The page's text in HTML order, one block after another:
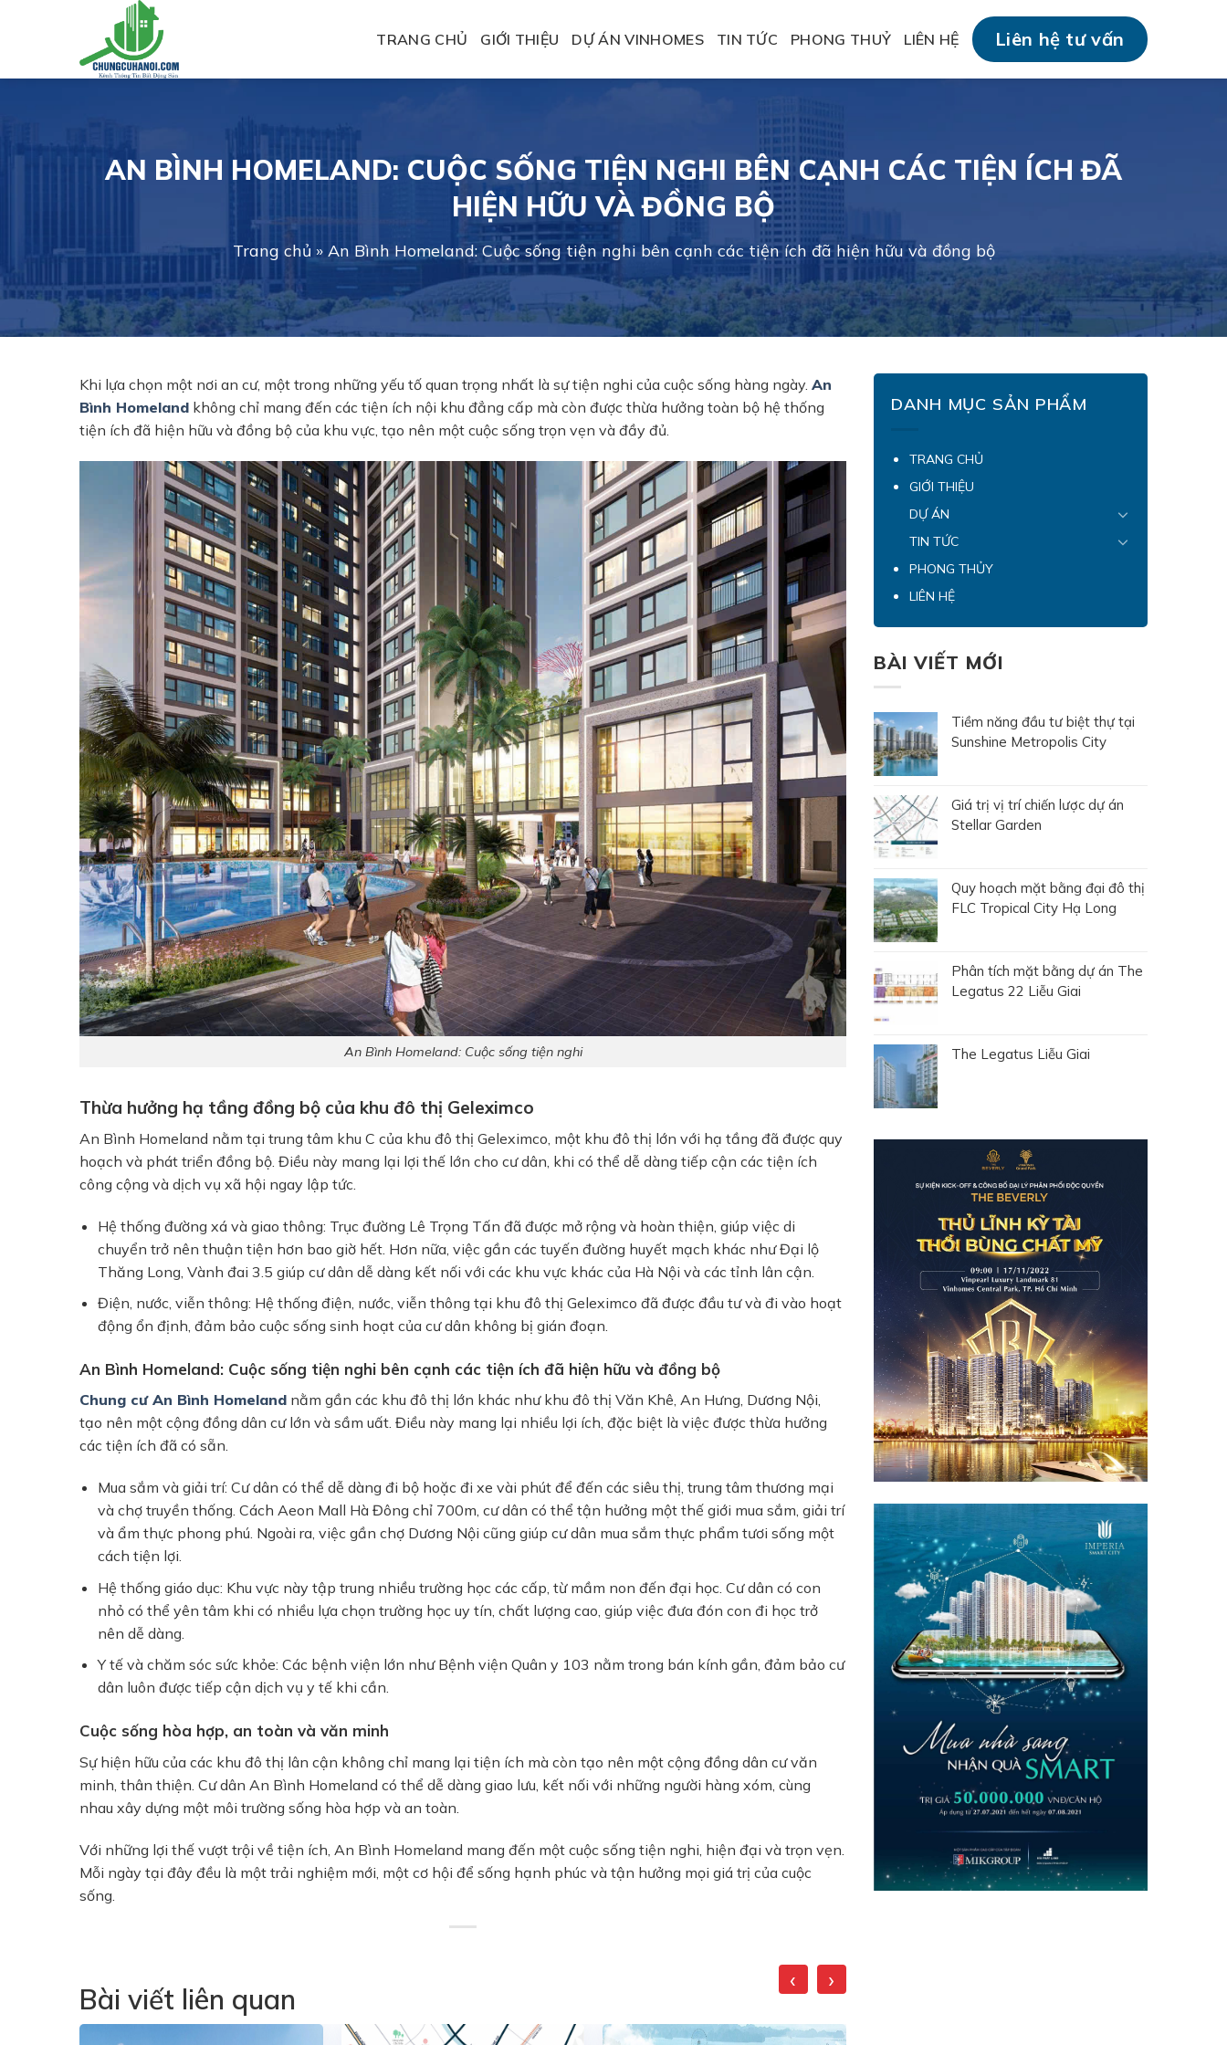
TRANG CHỦ GIỚI THIỆU DỰ ÁN VINHOMES TIN TỨC PHONG THUỶ LIÊN HỆ Liên hệ tư vấn
AN BÌNH HOMELAND: CUỘC SỐNG TIỆN NGHI BÊN CẠNH CÁC TIỆN ÍCH ĐÃ
HIỆN HỮU VÀ ĐỒNG BỘ
Trang chủ » An Bình Homeland: Cuộc sống tiện nghi bên cạnh các tiện ích đã hiện hữu và đồng bộ
Khi lựa chọn một nơi an cư, một trong những yếu tố quan trọng nhất là sự tiện nghi của cuộc sống hàng ngày. An
Bình Homeland không chỉ mang đến các tiện ích nội khu đẳng cấp mà còn được thừa hưởng toàn bộ hệ thống
tiện ích đã hiện hữu và đồng bộ của khu vực, tạo nên một cuộc sống trọn vẹn và đầy đủ.
An Bình Homeland: Cuộc sống tiện nghi
Thừa hưởng hạ tầng đồng bộ của khu đô thị Geleximco
An Bình Homeland nằm tại trung tâm khu C của khu đô thị Geleximco , một khu đô thị lớn với hạ tầng đã được quy
hoạch và phát triển đồng bộ. Điều này mang lại lợi thế lớn cho cư dân, khi có thể dễ dàng tiếp cận các tiện ích
công cộng và dịch vụ xã hội ngay lập tức.
Hệ thống đường xá và giao thông: Trục đường Lê Trọng Tấn đã được mở rộng và hoàn thiện, giúp việc di
chuyển trở nên thuận tiện hơn bao giờ hết. Hơn nữa, việc gần các tuyến đường huyết mạch khác như Đại lộ
Thăng Long, Vành đai 3.5 giúp cư dân dễ dàng kết nối với các khu vực khác của Hà Nội và các tỉnh lân cận.
Điện, nước, viễn thông: Hệ thống điện, nước, viễn thông tại khu đô thị Geleximco đã được đầu tư và đi vào hoạt
động ổn định, đảm bảo cuộc sống sinh hoạt của cư dân không bị gián đoạn.
An Bình Homeland: Cuộc sống tiện nghi bên cạnh các tiện ích đã hiện hữu và đồng bộ
Chung cư An Bình Homeland nằm gần các khu đô thị lớn khác như khu đô thị Văn Khê, An Hưng, Dương Nội,
tạo nên một cộng đồng dân cư lớn và sầm uất. Điều này mang lại nhiều lợi ích, đặc biệt là việc được thừa hưởng
các tiện ích đã có sẵn.
Mua sắm và giải trí: Cư dân có thể dễ dàng đi bộ hoặc đi xe vài phút để đến các siêu thị, trung tâm thương mại
và chợ truyền thống. Cách Aeon Mall Hà Đông chỉ 700m, cư dân có thể tận hưởng một thế giới mua sắm, giải trí
và ẩm thực phong phú. Ngoài ra, việc gần chợ Dương Nội cũng giúp cư dân mua sắm thực phẩm tươi sống một
cách tiện lợi.
Hệ thống giáo dục: Khu vực này tập trung nhiều trường học các cấp, từ mầm non đến đại học. Cư dân có con
nhỏ có thể yên tâm khi có nhiều lựa chọn trường học uy tín, chất lượng cao, giúp việc đưa đón con đi học trở
nên dễ dàng.
Y tế và chăm sóc sức khỏe: Các bệnh viện lớn như Bệnh viện Quân y 103 nằm trong bán kính gần, đảm bảo cư
dân luôn được tiếp cận dịch vụ y tế khi cần.
Cuộc sống hòa hợp, an toàn và văn minh
Sự hiện hữu của các khu đô thị lân cận không chỉ mang lại tiện ích mà còn tạo nên một cộng đồng dân cư văn
minh, thân thiện. Cư dân An Bình Homeland có thể dễ dàng giao lưu, kết nối với những người hàng xóm, cùng
nhau xây dựng một môi trường sống hòa hợp và an toàn.
Với những lợi thế vượt trội về tiện ích, An Bình Homeland mang đến một cuộc sống tiện nghi, hiện đại và trọn vẹn.
Mỗi ngày tại đây đều là một trải nghiệm mới, một cơ hội để sống hạnh phúc và tận hưởng mọi giá trị của cuộc
sống.
Bài viết liên quan
‹ ›
DANH MỤC SẢN PHẨM
TRANG CHỦ
GIỚI THIỆU
DỰ ÁN
TIN TỨC
PHONG THỦY
LIÊN HỆ
BÀI VIẾT MỚI
Tiềm năng đầu tư biệt thự tại
Sunshine Metropolis City
Giá trị vị trí chiến lược dự án
Stellar Garden
Quy hoạch mặt bằng đại đô thị
FLC Tropical City Hạ Long
Phân tích mặt bằng dự án The
Legatus 22 Liễu Giai
The Legatus Liễu Giai